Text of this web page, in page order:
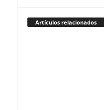
Artículos relacionados